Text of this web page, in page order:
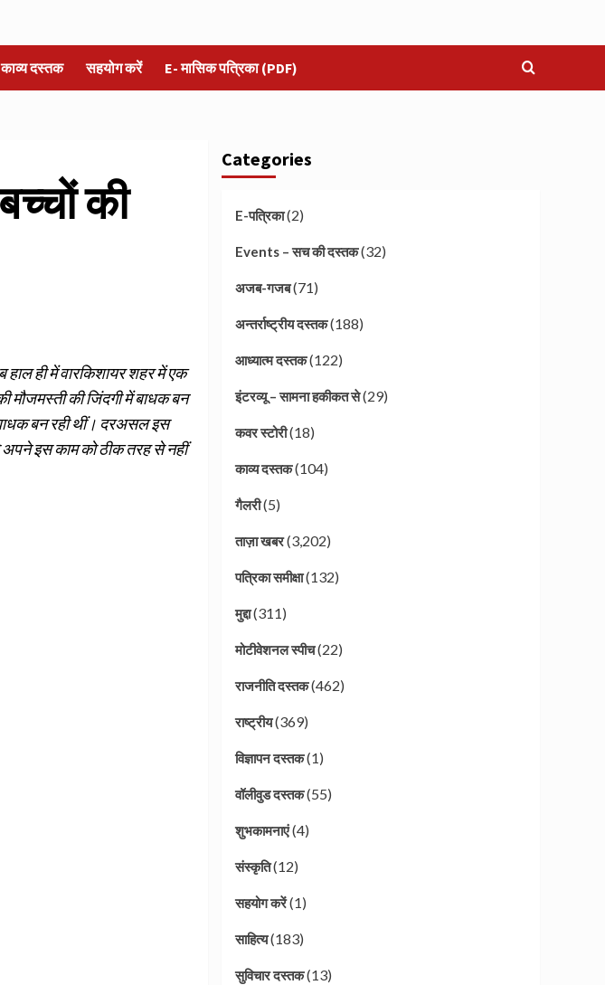
काव्य दस्तक सहयोग करें E- मासिक पत्रिका (PDF)
की
ही में वारकिशायर शहर में एक
मौजमस्ती की जिंदगी में बाधक बन
बन रही थीं। दरअसल इस
अपने इस काम को ठीक तरह से नहीं
Categories
E-पत्रिका(2)
Events – सच की दस्तक(32)
अजब-गजब(71)
अन्तर्राष्ट्रीय दस्तक(188)
आध्यात्म दस्तक(122)
इंटरव्यू – सामना हकीकत से(29)
कवर स्टोरी(18)
काव्य दस्तक(104)
गैलरी(5)
ताज़ा खबर(3,202)
पत्रिका समीक्षा(132)
मुद्दा(311)
मोटीवेशनल स्पीच(22)
राजनीति दस्तक(462)
राष्ट्रीय(369)
विज्ञापन दस्तक(1)
वॉलीवुड दस्तक(55)
शुभकामनाएं(4)
संस्कृति(12)
सहयोग करें(1)
साहित्य(183)
सुविचार दस्तक(13)